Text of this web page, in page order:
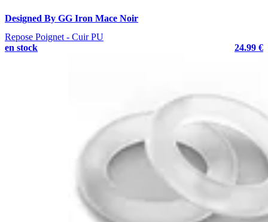
Designed By GG Iron Mace Noir
Repose Poignet - Cuir PU
en stock
24.99 €